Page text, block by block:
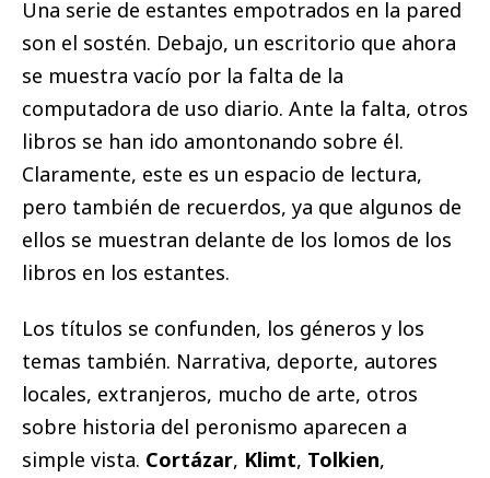
Una serie de estantes empotrados en la pared
son el sostén. Debajo, un escritorio que ahora
se muestra vacío por la falta de la
computadora de uso diario. Ante la falta, otros
libros se han ido amontonando sobre él.
Claramente, este es un espacio de lectura,
pero también de recuerdos, ya que algunos de
ellos se muestran delante de los lomos de los
libros en los estantes.
Los títulos se confunden, los géneros y los
temas también. Narrativa, deporte, autores
locales, extranjeros, mucho de arte, otros
sobre historia del peronismo aparecen a
simple vista. Cortázar, Klimt, Tolkien,